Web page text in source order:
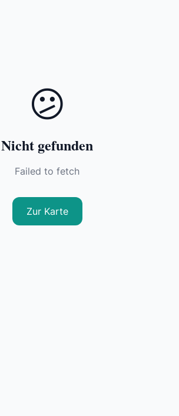
😕
Nicht gefunden
Failed to fetch
Zur Karte